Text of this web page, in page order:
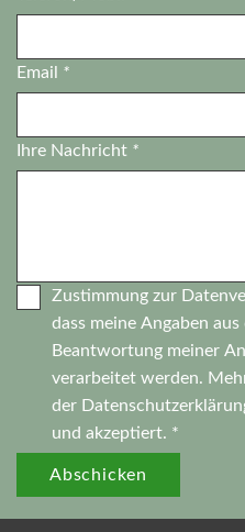
Email *
Ihre Nachricht *
Zustimmung zur
dass meine Angaben
Beantwortung meiner
verarbeitet werden.
der
und akzeptiert. *
Abschicken